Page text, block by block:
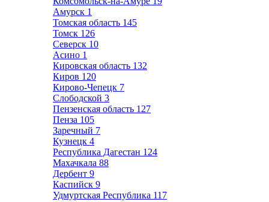
Амурск 1
Томская область 145
Томск 126
Северск 10
Асино 1
Кировская область 132
Киров 120
Кирово-Чепецк 7
Слободской 3
Пензенская область 127
Пенза 105
Заречный 7
Кузнецк 4
Республика Дагестан 124
Махачкала 88
Дербент 9
Каспийск 9
Удмуртская Республика 117